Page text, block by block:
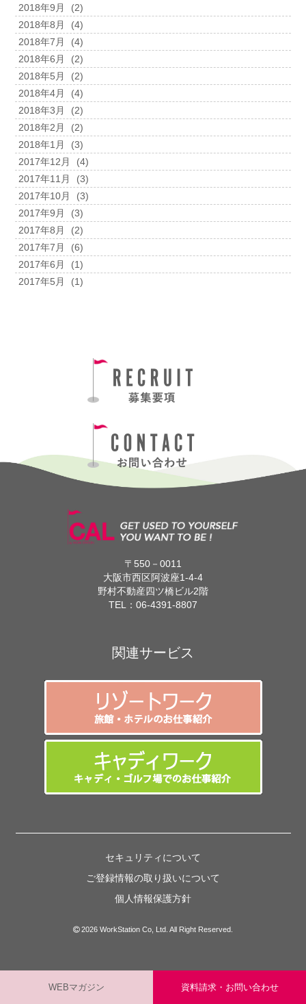
2018年9月
(2)
2018年8月
(4)
2018年7月
(4)
2018年6月
(2)
2018年5月
(2)
2018年4月
(4)
2018年3月
(2)
2018年2月
(2)
2018年1月
(3)
2017年12月
(4)
2017年11月
(3)
2017年10月
(3)
2017年9月
(3)
2017年8月
(2)
2017年7月
(6)
2017年6月
(1)
2017年5月
(1)
〒550－0011
大阪市西区阿波座1-4-4
野村不動産四ツ橋ビル2階
TEL： 06-4391-8807
関連サービス
セキュリティについて
ご登録情報の取り扱いについて
個人情報保護方針
2026 WorkStation Co, Ltd. All Right Reserved.
WEBマガジン 資料請求・お問い合わせ